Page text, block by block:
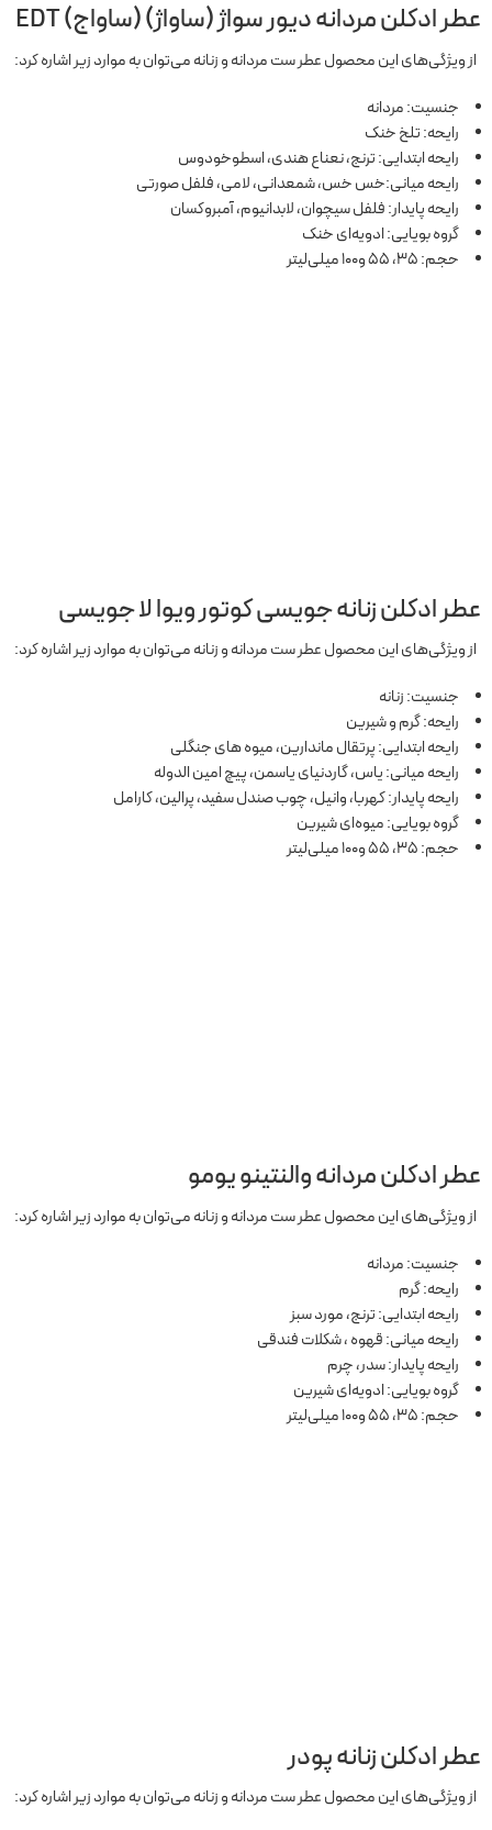
عطر ادکلن مردانه دیور سواژ (ساواژ) (ساواج) EDT
از ویژگی‌های این محصول عطر ست مردانه و زنانه می‌توان به موارد زیر اشاره کرد:
جنسیت: مردانه
رایحه: تلخ خنک
رایحه ابتدایی: ترنج، نعناع هندی، اسطوخودوس
رایحه میانی:خس خس، شمعدانی، لامی، فلفل صورتی
رایحه پایدار: فلفل سیچوان، لابدانیوم، آمبروکسان
گروه بویایی: ادویه‌ای خنک
حجم: 35، 55 و100 میلی‌لیتر
عطر ادکلن زنانه جویسی کوتور ویوا لا جویسی
از ویژگی‌های این محصول عطر ست مردانه و زنانه می‌توان به موارد زیر اشاره کرد:
جنسیت: زنانه
رایحه: گرم و شیرین
رایحه ابتدایی: پرتقال ماندارین، میوه های جنگلی
رایحه میانی: یاس، گاردنیای یاسمن، پیچ امین الدوله
رایحه پایدار: کهربا، وانیل، چوب صندل سفید، پرالین، کارامل
گروه بویایی: میوه‌ای شیرین
حجم: 35، 55 و100 میلی‌لیتر
عطر ادکلن مردانه والنتینو یومو
از ویژگی‌های این محصول عطر ست مردانه و زنانه می‌توان به موارد زیر اشاره کرد:
جنسیت: مردانه
رایحه: گرم
رایحه ابتدایی: ترنج، مورد سبز
رایحه میانی: قهوه ، شکلات فندقی
رایحه پایدار: سدر، چرم
گروه بویایی: ادویه‌ای شیرین
حجم: 35، 55 و100 میلی‌لیتر
عطر ادکلن زنانه پودر
از ویژگی‌های این محصول عطر ست مردانه و زنانه می‌توان به موارد زیر اشاره کرد: